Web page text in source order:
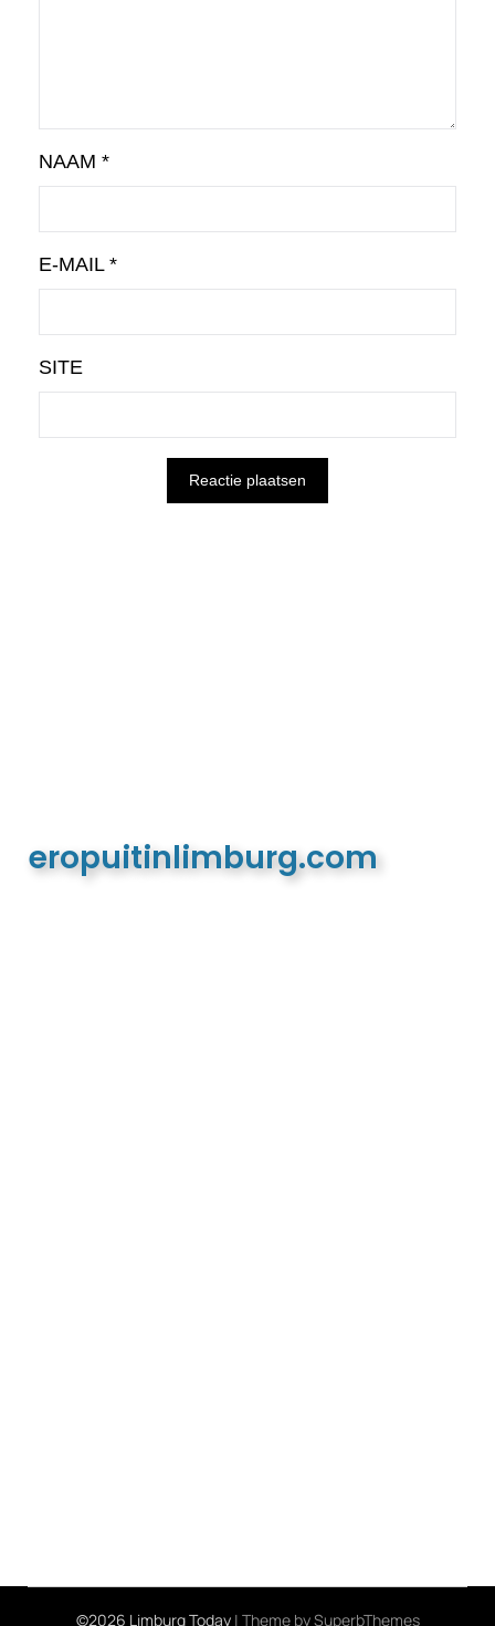
NAAM *
E-MAIL *
SITE
eropuitinlimburg.com
©2026 Limburg Today | Theme bySuperbThemes